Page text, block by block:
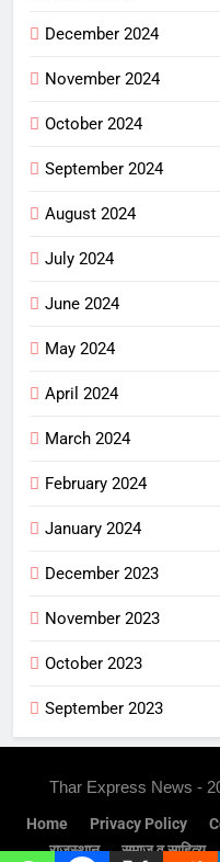
December 2024
November 2024
October 2024
September 2024
August 2024
July 2024
June 2024
May 2024
April 2024
March 2024
February 2024
January 2024
December 2023
November 2023
October 2023
September 2023
Thar Express News -
Home
Privacy Policy
राजस्थान
समाज व साहित्य